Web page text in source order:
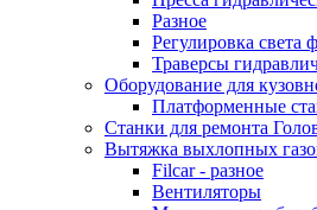
Разное
Регулировка света
Траверсы
Оборудование для
Платформенные
Станки для ремонта
Вытяжка выхлопных
Filcar - разное
Вентиляторы